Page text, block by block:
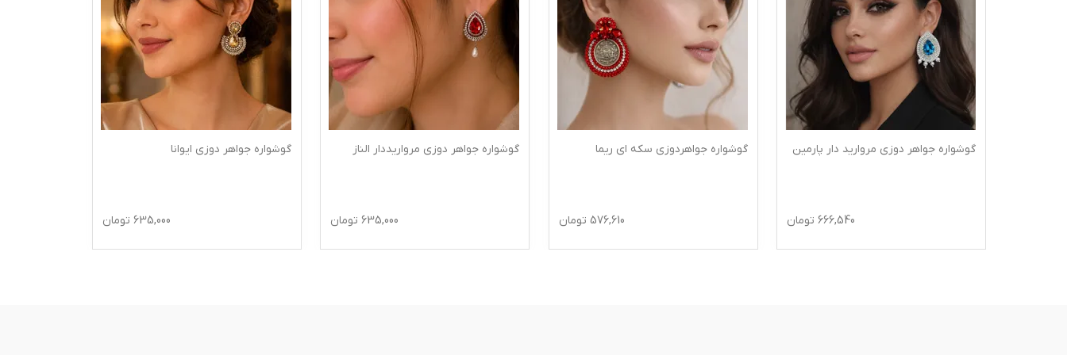
گوشواره جواهر دوزی مروارید دار پارمین
666,540 تومان
گوشواره جواهردوزی سکه ای ریما
576,610 تومان
گوشواره جواهر دوزی مرواریددار الناز
635,000 تومان
گوشواره جواهر دوزی ایوانا
635,000 تومان